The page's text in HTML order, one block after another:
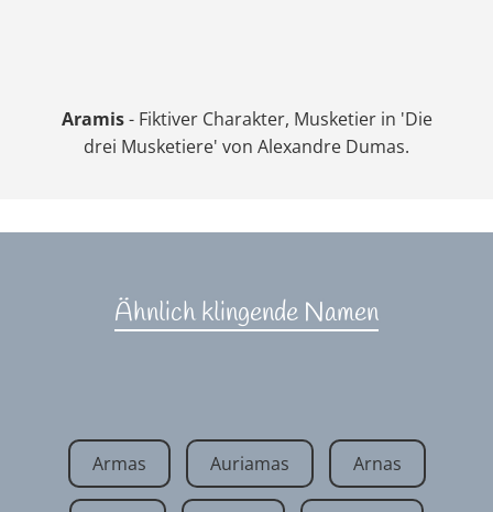
Aramis- Fiktiver Charakter, Musketier in 'Die
drei Musketiere' von Alexandre Dumas.
Ähnlich klingende Namen
Armas Auriamas Arnas